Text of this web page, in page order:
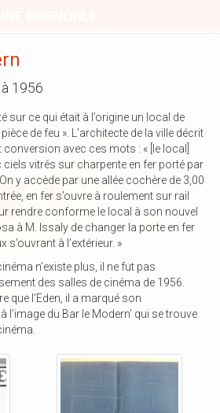
1956
sur ce qui était à l’origine un local de
de feu ». L’architecte de la ville décrit
conversion avec ces mots : « [le local]
ciels vitrés sur charpente en fer porté par
y accède par une allée cochère de 3,00
en fer s’ouvre à roulement sur rail
rendre conforme le local à son nouvel
à M. Issaly de changer la porte en fer
s’ouvrant à l’extérieur. »
n’existe plus, il ne fut pas
des salles de cinéma de 1956.
que l’Eden, il a marqué son
l’image du Bar le Modern’ qui se trouve